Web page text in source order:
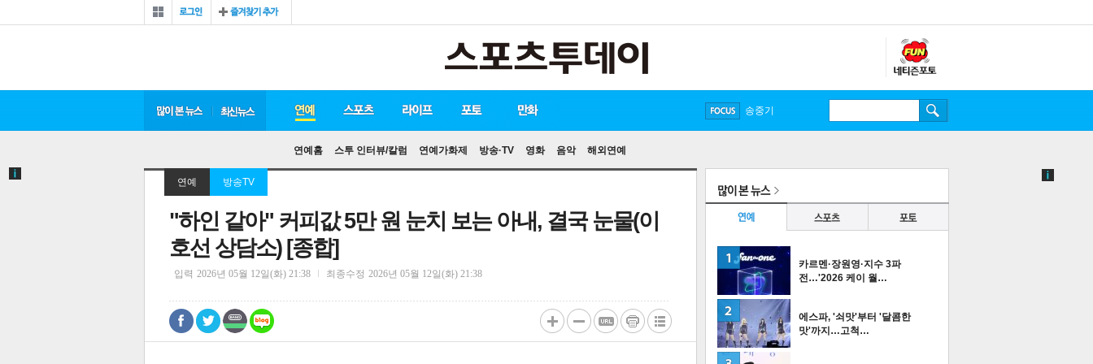
연예홈 스투 인터뷰/칼럼 연예가화제 방송·TV 영화 음악 해외연예
연예 방송TV
"하인 같아" 커피값 5만 원 눈치 보는 아내, 결국 눈물(이
호선 상담소) [종합]
입력 2026년 05월 12일(화) 21:38 최종수정 2026년 05월 12일(화) 21:38
0
카르멘·장원영·지수 3파
전…'2026 케이 월…
에스파, '쇠맛'부터 '달콤한
맛'까지…고척…